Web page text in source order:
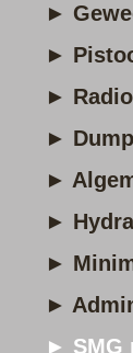
►
►
►
►
►
►
►
►
► SMG